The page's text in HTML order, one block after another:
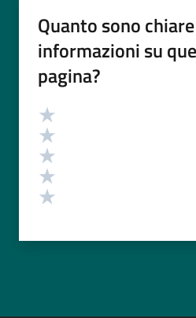
Quanto sono
informazioni su
pagina?
Valutazione